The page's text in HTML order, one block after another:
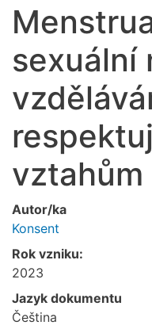
sexuální
vztahům
Autor/ka
Konsent
Rok vzniku:
2023
Jazyk dokumentu
Čeština